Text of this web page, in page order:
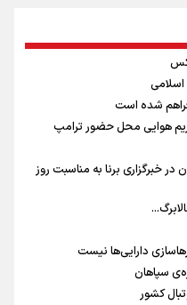
شده است
هوایی محل حضور ترامپ
در خبرگزاری برنا به مناسبت روز
دارایی‌ها نیست
سپاهان
کشور